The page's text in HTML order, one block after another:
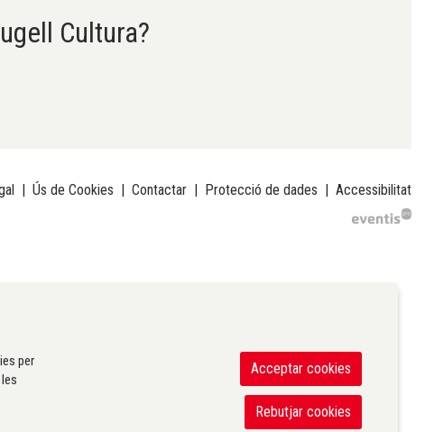
Cultura?
| Ús de Cookies | Contactar | Protecció de dades | Accessibilitat
per
Acceptar cookies
Rebutjar cookies